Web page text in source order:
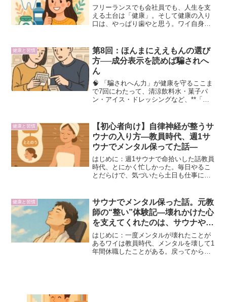
フリーランスでも会社員でも、人生を支
える土台は「健康」。そして健康の入り
口は、やっぱり歯やと思う。ワイ自身、
しとけばよかった…」と何度も思った。
このシリーズでは、自分の...
健康と習慣
第8回：ほんまにええもんの選び
方──成分表示を読めば騙されへ
ん
🧠 「騙されへん力」が健康を守るここま
で7回にわたって、清涼飲料水・菓子パ
ン・アイス・ドレッシングなど、**「体
📚 過去7回の記事まとめ（内部リンク）
清涼飲料水の砂糖...
健康と習慣
【初心者向け】自律神経が整うサ
ウナの入り方―教員時代、週1サ
ウナでメンタル保ってた話―
はじめに：週1サウナで命拾いした話教員
時代、とにかく忙しかった。毎日やるこ
とだらけで、気づいたら土日も仕事に追
忙しすぎて行けない週もあったけど
💦）。これは単なる趣味じゃ...
健康と習慣
サウナでメンタル保った話。元教
師の“整い”体験記―壊れかけた心
を支えてくれたのは、サウナやっ
た―
はじめに：一度メンタルが壊れたことが
あるワイは教員時代、メンタルを壊して1
年間休職したことがある。戻ってから